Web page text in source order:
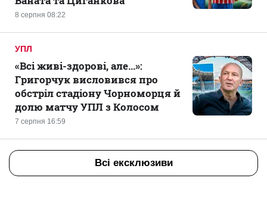
8 серпня 08:22
УПЛ
7 серпня 16:59
«Всі живі-здорові, але...»:
Григорчук висловився про
обстріл стадіону Чорноморця й
долю матчу УПЛ з Колосом
Всі ексклюзиви